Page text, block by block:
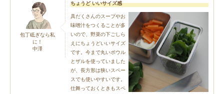
包丁砥ぎなら私
に！
中澤
ちょうど いいサイズ感
具だくさんのスープやお
味噌汁をつくることが多
いので、野菜の下ごしら
えにちょうどいいサイズ
です。今まで丸いボウル
とザルを使っていました
が、長方形は狭いスペー
スでも使いやすいです。
仕舞っておくときもスペ